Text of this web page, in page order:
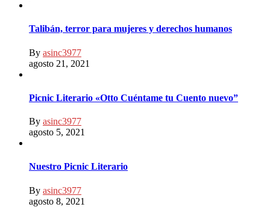
Talibán, terror para mujeres y derechos humanos
By asinc3977
agosto 21, 2021
Picnic Literario «Otto Cuéntame tu Cuento nuevo”
By asinc3977
agosto 5, 2021
Nuestro Picnic Literario
By asinc3977
agosto 8, 2021